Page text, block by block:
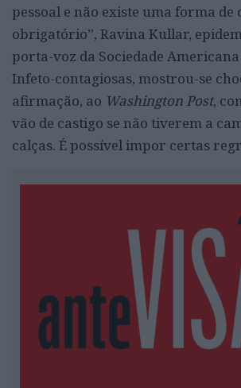
pessoal e não existe uma forma
obrigatório”, Ravina Kullar,
porta-voz da Sociedade Americana
Infeto-contagiosas, mostrou-se
afirmação, ao Washington Post,
vão de castigo se não tiverem a
calças. É possível impor certas